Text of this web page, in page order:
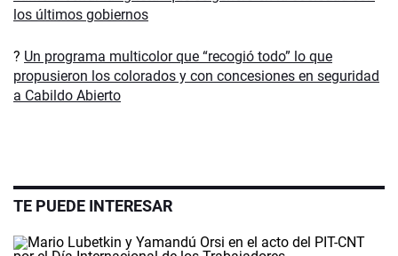
los últimos gobiernos
? Un programa multicolor que “recogió todo” lo que
propusieron los colorados y con concesiones en seguridad
a Cabildo Abierto
TE PUEDE INTERESAR